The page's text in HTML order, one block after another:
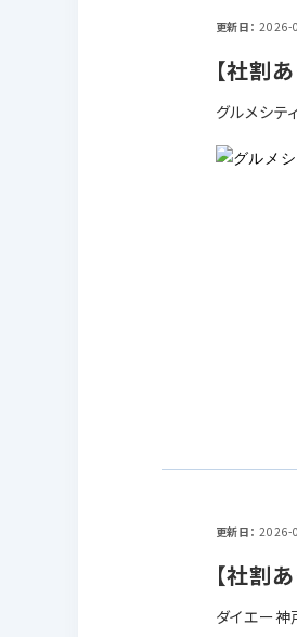
更新日 2026-
【社割
グルメシテ
更新日 2026-
【社割
ダイエー神